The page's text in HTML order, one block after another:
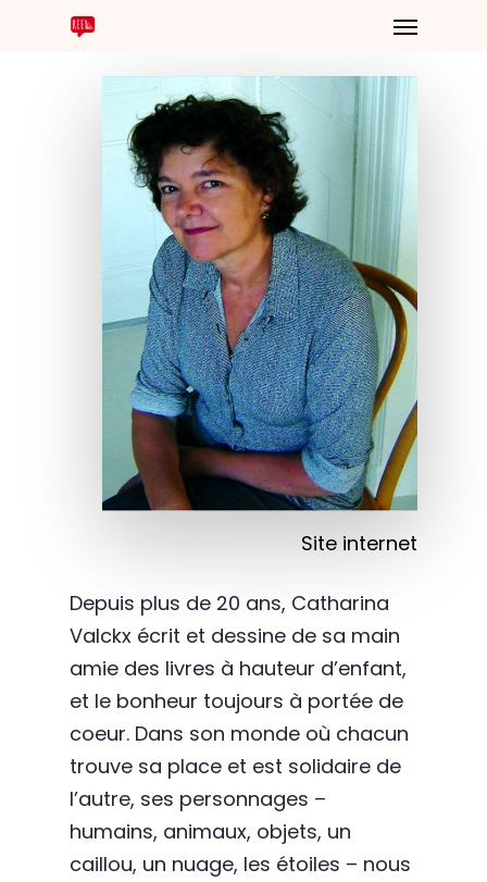
Site internet
Depuis plus de 20 ans, Catharina
Valckx écrit et dessine de sa main
amie des livres à hauteur d’enfant,
et le bonheur toujours à portée de
coeur. Dans son monde où chacun
trouve sa place et est solidaire de
l’autre, ses personnages –
humains, animaux, objets, un
caillou, un nuage, les étoiles – nous